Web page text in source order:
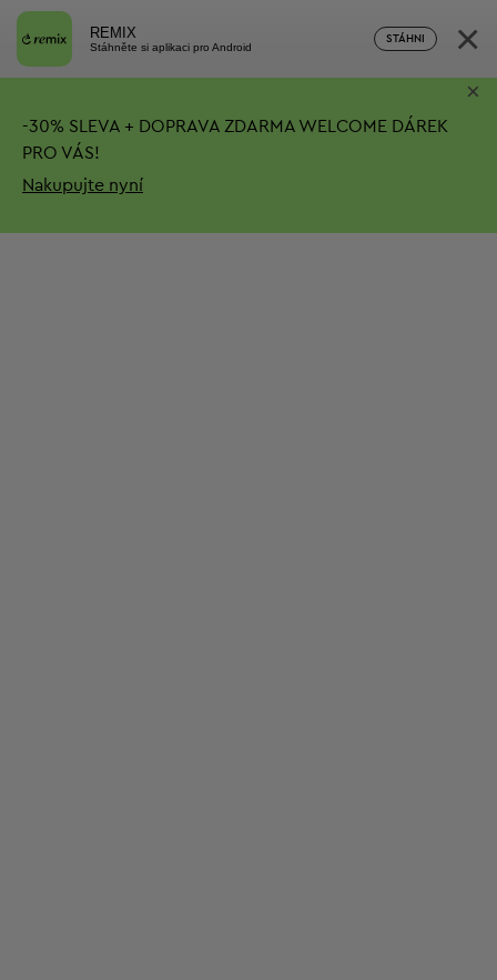
REMIX
Stáhněte si aplikaci pro Android
STÁHNI ×
-30% SLEVA + DOPRAVA ZDARMA WELCOME DÁREK
PRO VÁS!
Nakupujte nyní
×